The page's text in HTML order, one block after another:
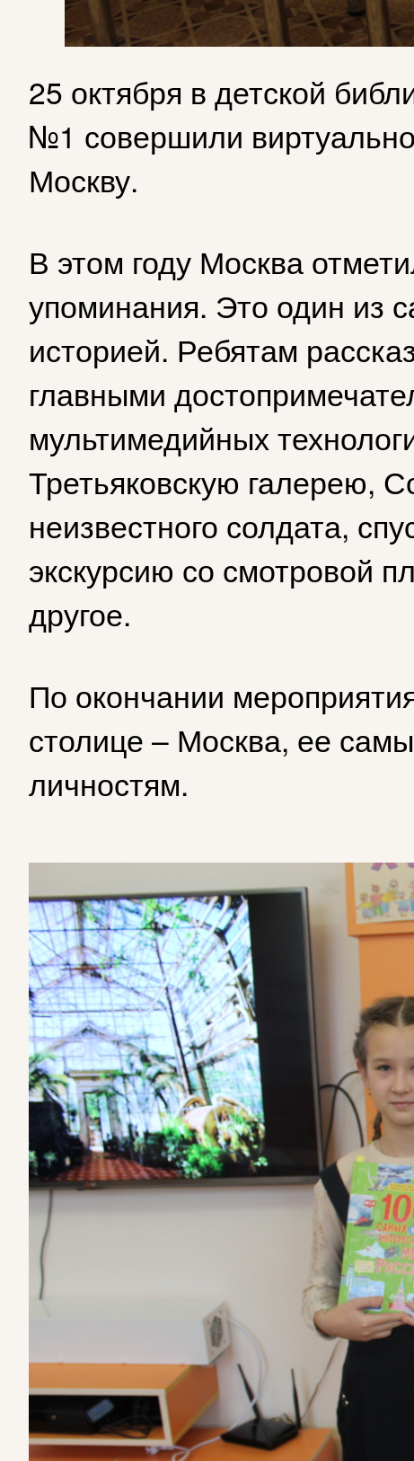
25 октября в детской
№1 совершили
Москву.
В этом году Москва
упоминания. Это один из
историей. Ребятам
главными
мультимедийных
Третьяковскую галерею,
неизвестного солдата,
экскурсию со смотровой
другое.
По окончании
столице – Москва, ее
личностям.